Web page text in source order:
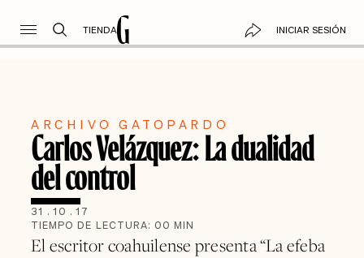
TIENDA INICIAR SESIÓN
ARCHIVO GATOPARDO
Carlos Velázquez: La dualidad
del control
31 . 10 . 17
TIEMPO DE LECTURA: 00 MIN
El escritor coahuilense presenta “La efeba